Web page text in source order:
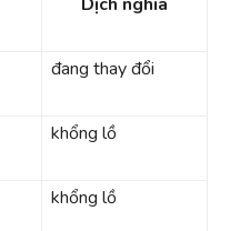
đang thay đổi
khổng lồ
khổng lồ